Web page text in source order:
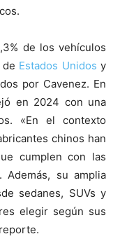
de los vehículos
Estados Unidos y
por Cavenez. En
en 2024 con una
«En el contexto
chinos han
cumplen con las
Además, su amplia
sedanes, SUVs y
elegir según sus